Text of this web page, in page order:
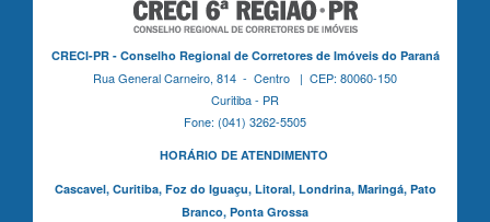
CRECI-PR - Conselho Regional de Corretores de Imóveis do Paraná
Rua General Carneiro, 814 - Centro | CEP: 80060-150
Curitiba - PR
Fone: (041) 3262-5505
HORÁRIO DE ATENDIMENTO
Cascavel, Curitiba,Foz do Iguaçu, Litoral, Londrina, Maringá, Pato
Branco, Ponta Grossa